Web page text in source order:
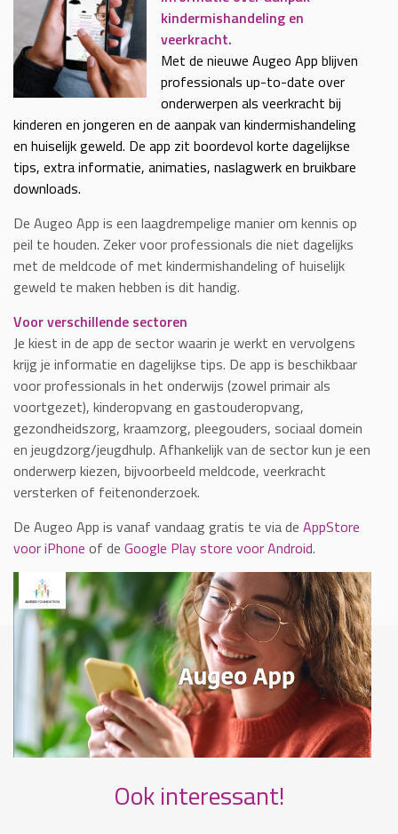
kindermishandeling en
veerkracht.
Met de nieuwe Augeo App blijven
professionals up-to-date over
onderwerpen als veerkracht bij
kinderen en jongeren en de aanpak van kindermishandeling
en huiselijk geweld. De app zit boordevol korte dagelijkse
tips, extra informatie, animaties, naslagwerk en bruikbare
downloads.
De Augeo App is een laagdrempelige manier om kennis op
peil te houden. Zeker voor professionals die niet dagelijks
met de meldcode of met kindermishandeling of huiselijk
geweld te maken hebben is dit handig.
Voor verschillende sectoren
Je kiest in de app de sector waarin je werkt en vervolgens
krijg je informatie en dagelijkse tips. De app is beschikbaar
voor professionals in het onderwijs (zowel primair als
voortgezet), kinderopvang en gastouderopvang,
gezondheidszorg, kraamzorg, pleegouders, sociaal domein
en jeugdzorg/jeugdhulp. Afhankelijk van de sector kun je een
onderwerp kiezen, bijvoorbeeld meldcode, veerkracht
versterken of feitenonderzoek.
De Augeo App is vanaf vandaag gratis te via de AppStore
voor iPhone of de Google Play store voor Android.
Ook interessant!